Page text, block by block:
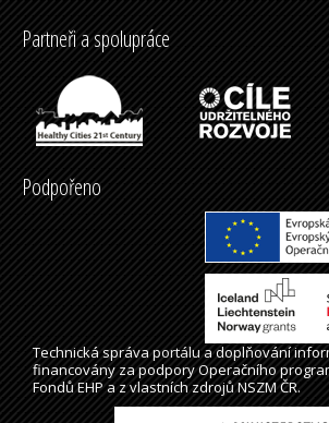
Partneři a spolupráce
Podpořeno
Technická správaportálua doplňování
financovány za podpory Operačního
Fondů EHP a z vlastních zdrojů NSZM ČR.